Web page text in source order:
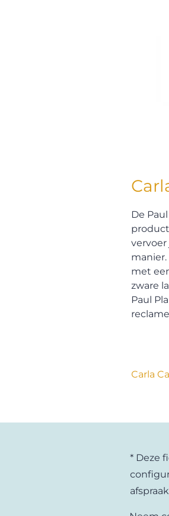
De
met
zware
Paul
Carla
en je
om te
* Deze